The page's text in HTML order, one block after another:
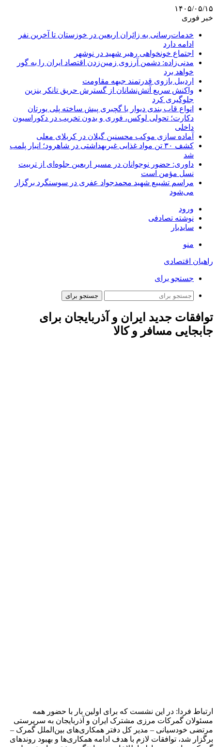
۱۴۰۵/۰۵/۱۵
خبر فوری
خدمات‌رسانی به زائران اربعین در خوزستان تا آخرین نفر
ادامه دارد
اجتماع خونخواهی رهبر شهید در نوشهر
مدنی‌زاده: دشمن آرزوی زمین‌زدن اقتصاد ایران را به گور
خواهد برد
اردبیل بازوی قدرتمند جبهه مقاومت
واکنش سریع آتش‌نشانان از گسترش حریق تانکر بنزین
جلوگیری کرد
انواع قاب بندی دیوار با گچبری پیش ساخته پلی یورتان
دکارت؛ تحولی لوکس، فوری و بدون تخریب در دکوراسیون
داخلی
آماده سازی موکب محسنین گیلان در کربلای معلی
کشف ۳۰ تن مواد غذایی غیربهداشتی در شاهرود؛ انبار پلمب
شد
داوری: حضور نوجوانان در مسیر اربعین جلوه‌ای از تربیت
نسل مؤمن است
مراسم تشییع شهید محمدجواد عفری در سوسنگرد برگزار
می‌شود
ورود
نوشته تصادفی
سایدبار
منو
راهیان اقتصادی
جستجو برای
جستجو برای
توافقات جدید ایران و آذربایجان برای
جابجایی مسافر و کالا
در روز انجام شود.
طرف ایرانی پیشنهاد داد به منظور تسهیل و تسریع در ترخیص کالاها
به سمت نخجوان انتقال کالا به صورت کانتینری انجام شود.